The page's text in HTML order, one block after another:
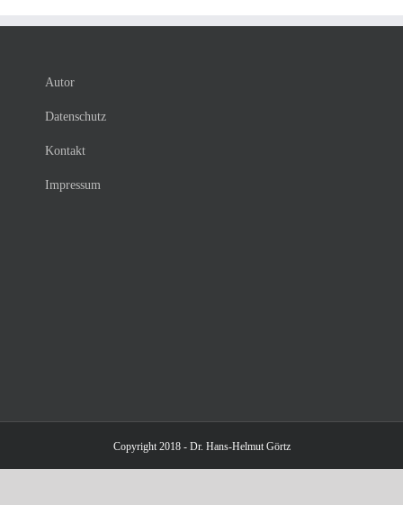
Autor
Datenschutz
Kontakt
Impressum
Copyright 2018 - Dr. Hans-Helmut Görtz